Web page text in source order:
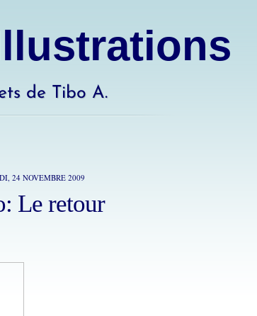
de Tibo A.
24 NOVEMBRE 2009
Le retour